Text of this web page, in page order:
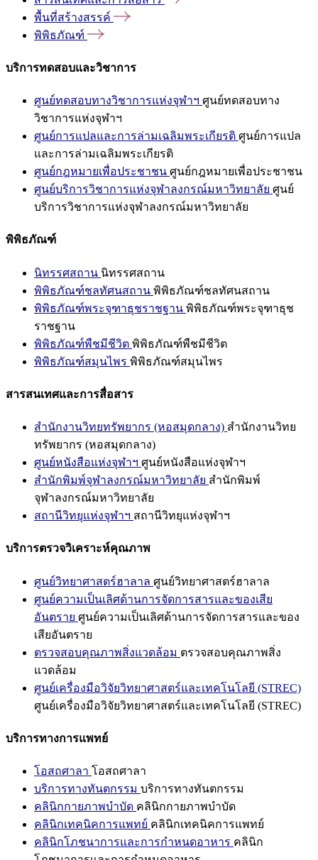
พื้นที่สร้างสรรค์
พิพิธภัณฑ์
บริการทดสอบและวิชาการ
ศูนย์ทดสอบทางวิชาการแห่งจุฬาฯ ศูนย์ทดสอบทาง
วิชาการแห่งจุฬาฯ
ศูนย์การแปลและการล่ามเฉลิมพระเกียรติ ศูนย์การแปล
และการล่ามเฉลิมพระเกียรติ
ศูนย์กฎหมายเพื่อประชาชน ศูนย์กฎหมายเพื่อประชาชน
ศูนย์บริการวิชาการแห่งจุฬาลงกรณ์มหาวิทยาลัย ศูนย์
บริการวิชาการแห่งจุฬาลงกรณ์มหาวิทยาลัย
พิพิธภัณฑ์
นิทรรศสถาน นิทรรศสถาน
พิพิธภัณฑ์ชลทัศนสถาน พิพิธภัณฑ์ชลทัศนสถาน
พิพิธภัณฑ์พระจุฑาธุชราชฐาน พิพิธภัณฑ์พระจุฑาธุช
ราชฐาน
พิพิธภัณฑ์พืชมีชีวิต พิพิธภัณฑ์พืชมีชีวิต
พิพิธภัณฑ์สมุนไพร พิพิธภัณฑ์สมุนไพร
สารสนเทศและการสื่อสาร
สำนักงานวิทยทรัพยากร (หอสมุดกลาง) สำนักงานวิทย
ทรัพยากร (หอสมุดกลาง)
ศูนย์หนังสือแห่งจุฬาฯ ศูนย์หนังสือแห่งจุฬาฯ
สำนักพิมพ์จุฬาลงกรณ์มหาวิทยาลัย สำนักพิมพ์
จุฬาลงกรณ์มหาวิทยาลัย
สถานีวิทยุแห่งจุฬาฯ สถานีวิทยุแห่งจุฬาฯ
บริการตรวจวิเคราะห์คุณภาพ
ศูนย์วิทยาศาสตร์ฮาลาล ศูนย์วิทยาศาสตร์ฮาลาล
ศูนย์ความเป็นเลิศด้านการจัดการสารและของเสีย
อันตราย ศูนย์ความเป็นเลิศด้านการจัดการสารและของ
เสียอันตราย
ตรวจสอบคุณภาพสิ่งแวดล้อม ตรวจสอบคุณภาพสิ่ง
แวดล้อม
ศูนย์เครื่องมือวิจัยวิทยาศาสตร์และเทคโนโลยี (STREC)
ศูนย์เครื่องมือวิจัยวิทยาศาสตร์และเทคโนโลยี (STREC)
บริการทางการแพทย์
โอสถศาลา โอสถศาลา
บริการทางทันตกรรม บริการทางทันตกรรม
คลินิกกายภาพบำบัด คลินิกกายภาพบำบัด
คลินิกเทคนิคการแพทย์ คลินิกเทคนิคการแพทย์
คลินิกโภชนาการและการกำหนดอาหาร คลินิก